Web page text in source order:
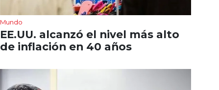
Mundo
EE.UU. alcanzó el nivel más alto
de inflación en 40 años